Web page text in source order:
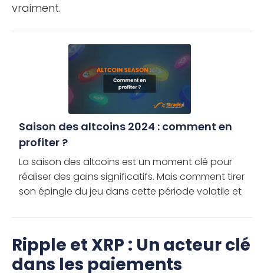
vraiment.
Saison des altcoins 2024 : comment en
profiter ?
La saison des altcoins est un moment clé pour
réaliser des gains significatifs. Mais comment tirer
son épingle du jeu dans cette période volatile et
Ripple et XRP : Un acteur clé
dans les paiements